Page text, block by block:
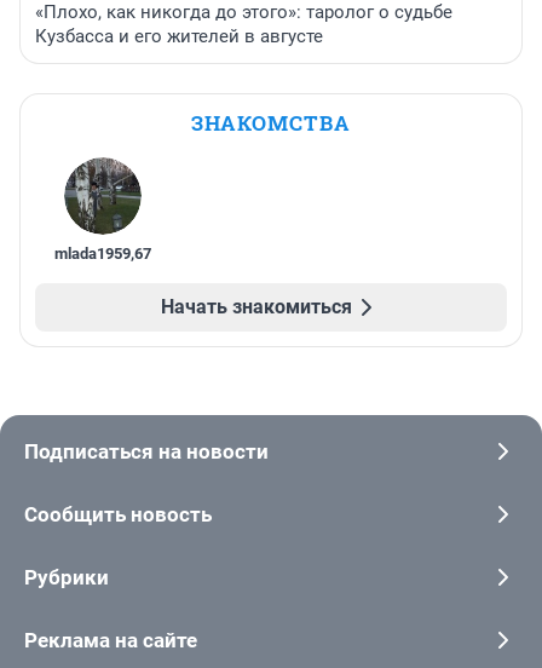
«Плохо, как никогда до этого»: таролог о судьбе
Кузбасса и его жителей в августе
ЗНАКОМСТВА
mlada1959,67
Начать знакомиться
Подписаться на новости
Сообщить новость
Рубрики
Реклама на сайте